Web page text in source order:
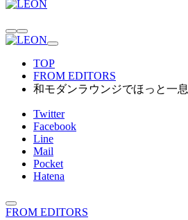
TOP
FROM EDITORS
和モダンラウンジでほっと一息
Twitter
Facebook
Line
Mail
Pocket
Hatena
FROM EDITORS